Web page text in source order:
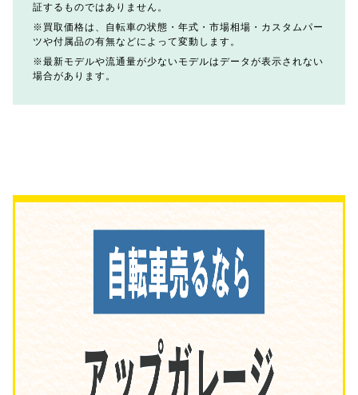
証するものではありません。
買取価格は、自転車の状態・年式・市場相場・カスタムパー
ツや付属品の有無などによって変動します。
最新モデルや流通量が少ないモデルはデータが表示されない
場合があります。